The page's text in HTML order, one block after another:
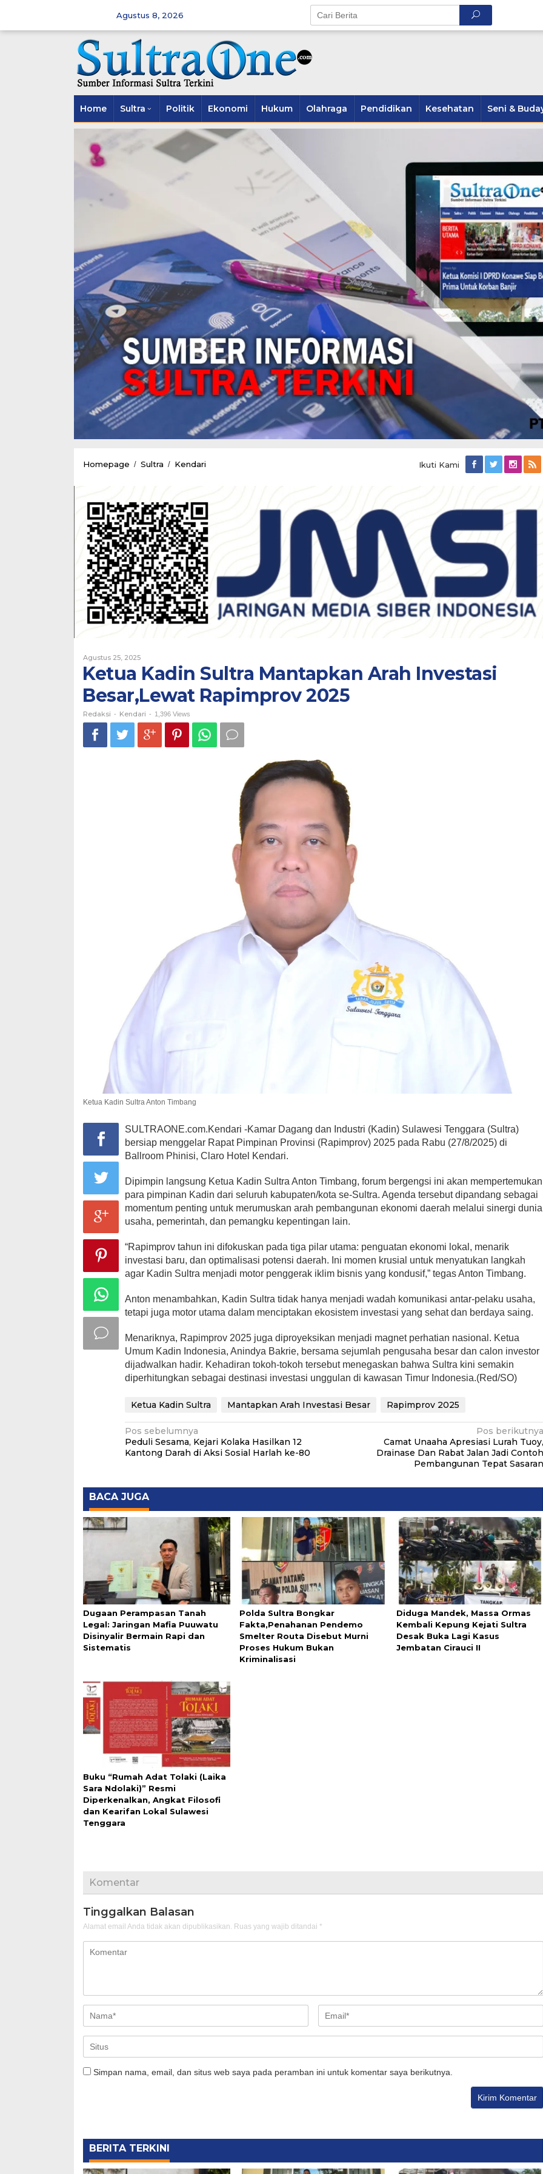
Agustus 8, 2026
Home Sultra Politik Ekonomi Hukum Olahraga Pendidikan Kesehatan Seni &
Homepage / Sultra / Kendari
Arah
Investasi
Besar,Lewat
Rapimprov
2025
Ikuti Kami
Agustus 25, 2025Oleh
Redaksi
Ketua Kadin Sultra Mantapkan Arah Investasi
Besar,Lewat Rapimprov 2025
Redaksi - Kendari - 1,396 Views
Ketua Kadin Sultra Anton Timbang
SULTRAONE.com.Kendari -Kamar Dagang dan Industri (Kadin) Sulawesi Tenggara (Sultra)
bersiap menggelar Rapat Pimpinan Provinsi (Rapimprov) 2025 pada Rabu (27/8/2025) di
Ballroom Phinisi, Claro Hotel Kendari.
Dipimpin langsung Ketua Kadin Sultra Anton Timbang, forum bergengsi ini akan mempertemukan
para pimpinan Kadin dari seluruh kabupaten/kota se-Sultra. Agenda tersebut dipandang sebagai
momentum penting untuk merumuskan arah pembangunan ekonomi daerah melalui sinergi dunia
usaha, pemerintah, dan pemangku kepentingan lain.
“Rapimprov tahun ini difokuskan pada tiga pilar utama: penguatan ekonomi lokal, menarik
investasi baru, dan optimalisasi potensi daerah. Ini momen krusial untuk menyatukan langkah
agar Kadin Sultra menjadi motor penggerak iklim bisnis yang kondusif,” tegas Anton Timbang.
Anton menambahkan, Kadin Sultra tidak hanya menjadi wadah komunikasi antar-pelaku usaha,
tetapi juga motor utama dalam menciptakan ekosistem investasi yang sehat dan berdaya saing.
Menariknya, Rapimprov 2025 juga diproyeksikan menjadi magnet perhatian nasional. Ketua
Umum Kadin Indonesia, Anindya Bakrie, bersama sejumlah pengusaha besar dan calon investor
dijadwalkan hadir. Kehadiran tokoh-tokoh tersebut menegaskan bahwa Sultra kini semakin
diperhitungkan sebagai destinasi investasi unggulan di kawasan Timur Indonesia.(Red/SO)
Ketua Kadin Sultra Mantapkan Arah Investasi Besar Rapimprov 2025
Navigasi
pos
Pos sebelumnya
Peduli Sesama, Kejari Kolaka Hasilkan 12
Kantong Darah di Aksi Sosial Harlah ke-80
Pos berikutnya
Camat Unaaha Apresiasi Lurah Tuoy,
Drainase Dan Rabat Jalan Jadi Contoh
Pembangunan Tepat Sasaran
BACA JUGA
Dugaan Perampasan Tanah
Legal: Jaringan Mafia Puuwatu
Disinyalir Bermain Rapi dan
Sistematis
Polda Sultra Bongkar
Fakta,Penahanan Pendemo
Smelter Routa Disebut Murni
Proses Hukum Bukan
Kriminalisasi
Diduga Mandek, Massa Ormas
Kembali Kepung Kejati Sultra
Desak Buka Lagi Kasus
Jembatan Cirauci II
Buku “Rumah Adat Tolaki (Laika
Sara Ndolaki)” Resmi
Diperkenalkan, Angkat Filosofi
dan Kearifan Lokal Sulawesi
Tenggara
Komentar
Tinggalkan Balasan
Alamat email Anda tidak akan dipublikasikan. Ruas yang wajib ditandai *
Simpan nama, email, dan situs web saya pada peramban ini untuk komentar saya berikutnya.
BERITA TERKINI